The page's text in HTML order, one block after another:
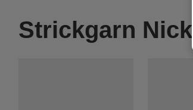
Strickgarn Nicky